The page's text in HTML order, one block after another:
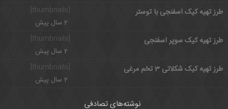
طرز تهیه کیک اسفنجی با توستر
2 سال پیش
[thumbnails]
طرز تهیه کیک سوپر اسفنجی
2 سال پیش
طرز تهیه کیک شکلاتی 3 تخم مرغی
2 سال پیش
نوشته‌های تصادفی